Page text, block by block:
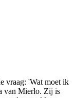
vraag: 'Wat moet ik
van Mierlo. Zij is